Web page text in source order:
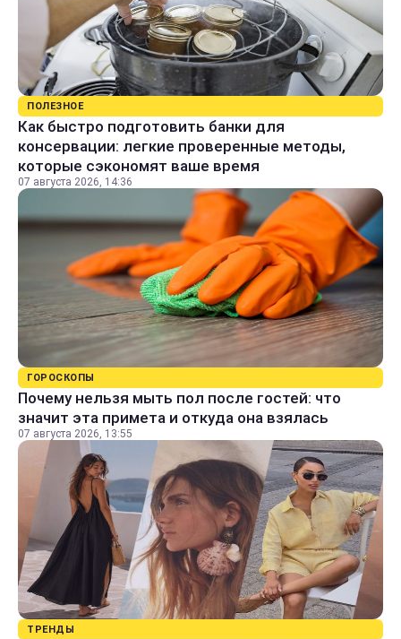
ПОЛЕЗНОЕ
Как быстро подготовить банки для
консервации: легкие проверенные методы,
которые сэкономят ваше время
07 августа 2026, 14:36
ГОРОСКОПЫ
Почему нельзя мыть пол после гостей: что
значит эта примета и откуда она взялась
07 августа 2026, 13:55
ТРЕНДЫ